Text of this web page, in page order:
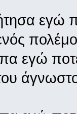
εγώ
εγώ